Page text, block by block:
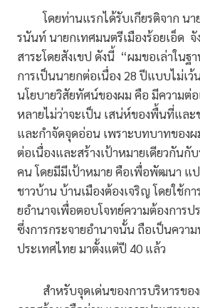
โดยท่านแรกได้รับเกียรติจาก นา
รนันท์ นายกเทศมนตรีเมืองร้อยเอ็ด
สาระโดยสังเขป ดังนี้ “ผมขอเล่าใน
การเป็นนายกต่อเนื่อง 28 ปีแบบไม่เว้
นโยบายวิสัยทัศน์ของผม คือ มีความต่อ
หลายไม่ว่าจะเป็น เสน่ห์ของพื้นที่และ
และกำจัดจุดอ่อน เพราะบทบาทของ
ต่อเนื่องและสร้างเป้าหมายเดียวกัน
คน โดยมีมีเป้าหมาย คือเพื่อพัฒนา แป
ชาวบ้าน บ้านเมืองต้องเจริญ โดยใช้ก
ยอำนาจเพื่อตอบโจทย์ความต้องการ
ซึ่งการกระจายอำนาจนั้น ถือเป็นควา
ประเทศไทย มาตั้งแต่ปี 40 แล้ว
สำหรับจุดเด่นของการบริหารของ